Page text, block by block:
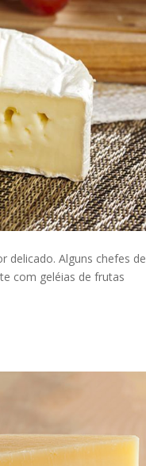
delicado. Alguns chefes de
com geléias de frutas